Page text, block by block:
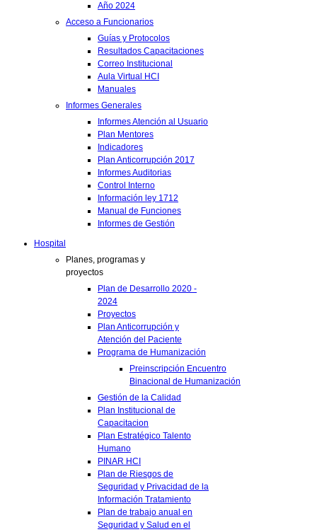
Año 2024
Acceso a Funcionarios
Guías y Protocolos
Resultados Capacitaciones
Correo Institucional
Aula Virtual HCI
Manuales
Informes Generales
Informes Atención al Usuario
Plan Mentores
Indicadores
Plan Anticorrupción 2017
Informes Auditorias
Control Interno
Información ley 1712
Manual de Funciones
Informes de Gestión
Hospital
Planes, programas y
proyectos
Plan de Desarrollo 2020 -
2024
Proyectos
Plan Anticorrupción y
Atención del Paciente
Programa de Humanización
Preinscripción Encuentro
Binacional de Humanización
Gestión de la Calidad
Plan Institucional de
Capacitacion
Plan Estratégico Talento
Humano
PINAR HCI
Plan de Riesgos de
Seguridad y Privacidad de la
Información Tratamiento
Plan de trabajo anual en
Seguridad y Salud en el